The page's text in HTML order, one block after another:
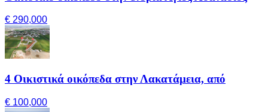
€ 290,000
4 Οικιστικά οικόπεδα στην Λακατάμεια, από
€ 100,000